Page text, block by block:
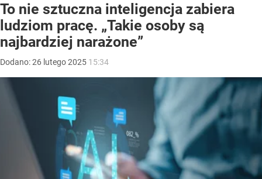
To nie sztuczna inteligencja zabiera
ludziom pracę. „Takie osoby są
najbardziej narażone”
Dodano:26 lutego2025 15:34